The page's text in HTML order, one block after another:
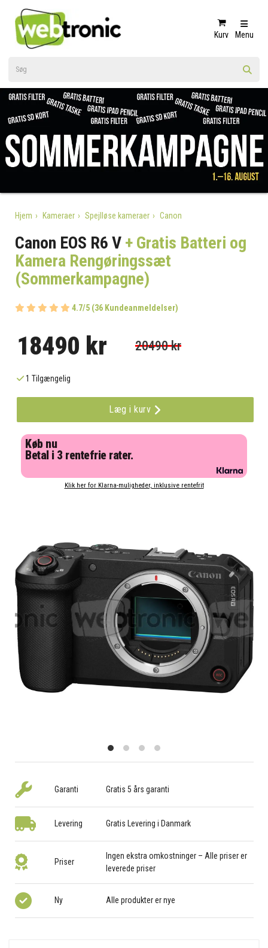
Kurv Menu
Hjem Kameraer Spejlløse kameraer Canon
Canon EOS R6 V + Gratis Batteri og
Kamera Rengøringssæt
(Sommerkampagne)
4.7/5 (36 Kundeanmeldelser)
18490 kr 20490 kr
1 Tilgængelig
Læg i kurv
Køb nu
Betal i 3 rentefrie rater.
Klik her for Klarna-muligheder, inklusive rentefrit
Garanti Gratis 5 års garanti
Levering Gratis Levering i Danmark
Priser
Ingen ekstra omkostninger – Alle priser er
leverede priser
Ny Alle produkter er nye